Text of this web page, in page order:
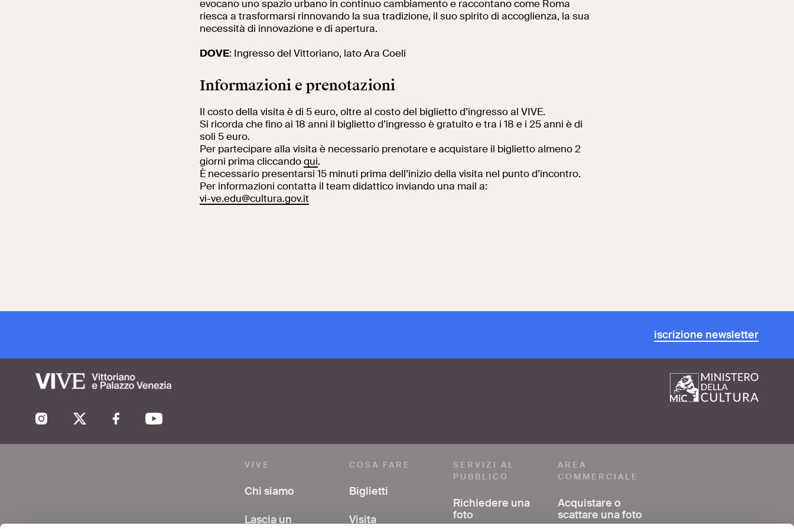
evocano uno spazio urbano in continuo cambiamento e raccontano come Roma
riesca a trasformarsi rinnovando la sua tradizione, il suo spirito di accoglienza, la sua
necessità di innovazione e di apertura.
DOVE: Ingresso del Vittoriano, lato Ara Coeli
Informazioni e prenotazioni
Il costo della visita è di 5 euro, oltre al costo del biglietto d’ingresso al VIVE.
Si ricorda che fino ai 18 anni il biglietto d’ingresso è gratuito e tra i 18 e i 25 anni è di
soli 5 euro.
Per partecipare alla visita è necessario prenotare e acquistare il biglietto almeno 2
giorni prima cliccandoqui.
È necessario presentarsi 15 minuti prima dell’inizio della visita nel punto d’incontro.
Per informazioni contatta il team didattico inviando una mail a:
vi-ve.edu@cultura.gov.it
iscrizione newsletter
VIVE
Chi siamo
Lascia un
COSA FARE
Biglietti
Visita
SERVIZI AL
PUBBLICO
Richiedere una
foto
AREA
COMMERCIALE
Acquistare o
scattare una foto